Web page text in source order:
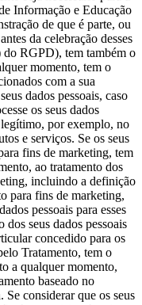
Informação e Educação
de que é parte, ou
da celebração desses
do RGPD), tem também o
momento, tem o
com a sua
dados pessoais, caso
os seus dados
legítimo, por exemplo, no
e serviços. Se os seus
fins de marketing, tem
ao tratamento dos
incluindo a definição
para fins de marketing,
pessoais para esses
seus dados pessoais
concedido para os
Tratamento, tem o
a qualquer momento,
baseado no
Se considerar que os seus